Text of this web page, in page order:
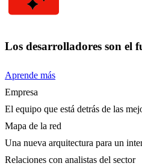
Los desarrolladores son el
Aprende más
Empresa
El equipo que está detrás de las
Mapa de la red
Una nueva arquitectura para un
Relaciones con analistas del sector